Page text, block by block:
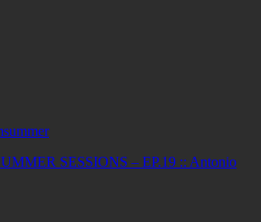
SESSIONS – EP.19 :: Antonio